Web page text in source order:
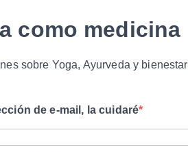
como medicina
sobre Yoga, Ayurveda y bienestar
de e-mail, la cuidaré